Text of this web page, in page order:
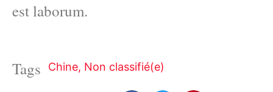
est laborum.
Tags Chine, Non classifié(e)